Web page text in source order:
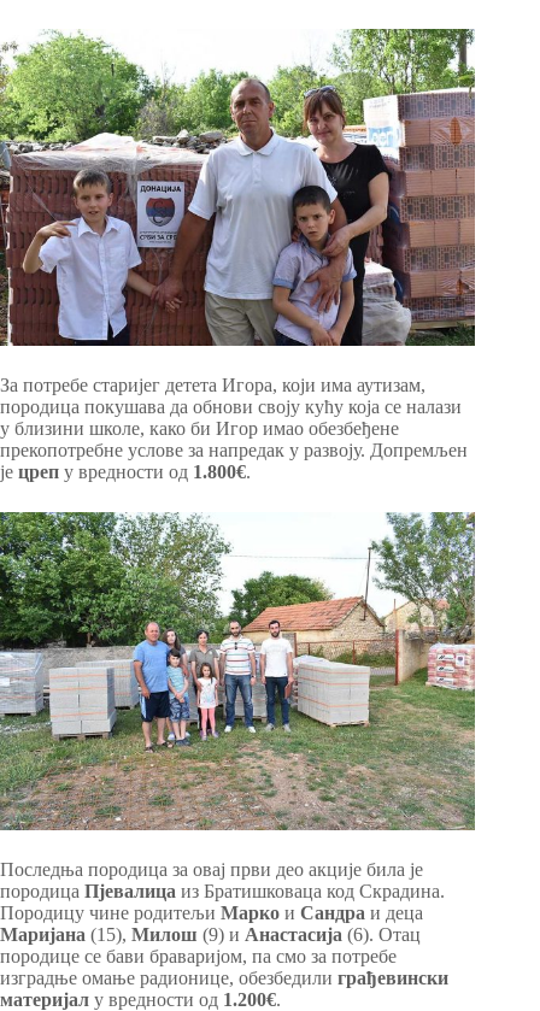
За потребе старијег детета Игора, који има аутизам,
породица покушава да обнови своју кућу која се налази
у близини школе, како би Игор имао обезбеђене
прекопотребне услове за напредак у развоју. Допремљен
је цреп у вредности од 1.800€.
Последња породица за овај први део акције била је
породица Пјевалица из Братишковаца код Скрадина.
Породицу чине родитељи Марко и Сандра и деца
Маријана (15), Милош (9) и Анастасија (6). Отац
породице се бави браваријом, па смо за потребе
изградње омање радионице, обезбедили грађевински
материјал у вредности од 1.200€.